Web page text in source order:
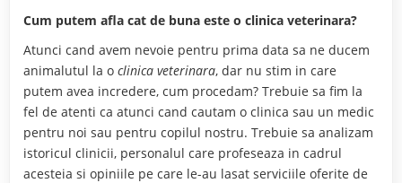
Cum putem afla cat de buna este o clinica veterinara?
Atunci cand avem nevoie pentru prima data sa ne ducem
animalutul la o clinica veterinara, dar nu stim in care
putem avea incredere, cum procedam? Trebuie sa fim la
fel de atenti ca atunci cand cautam o clinica sau un medic
pentru noi sau pentru copilul nostru. Trebuie sa analizam
istoricul clinicii, personalul care profeseaza in cadrul
acesteia si opiniile pe care le-au lasat serviciile oferite de